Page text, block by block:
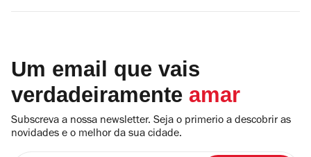
Um email que vais
verdadeiramente amar
Subscreva a nossa newsletter. Seja o primerio a descobrir as
novidades e o melhor da sua cidade.